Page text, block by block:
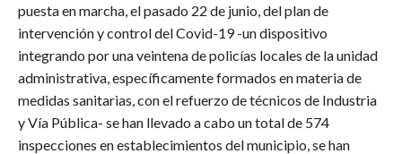
puesta en marcha, el pasado 22 de junio, del plan de
intervención y control del Covid-19 -un dispositivo
integrando por una veintena de policías locales de la unidad
administrativa, específicamente formados en materia de
medidas sanitarias, con el refuerzo de técnicos de Industria
y Vía Pública- se han llevado a cabo un total de 574
inspecciones en establecimientos del municipio, se han